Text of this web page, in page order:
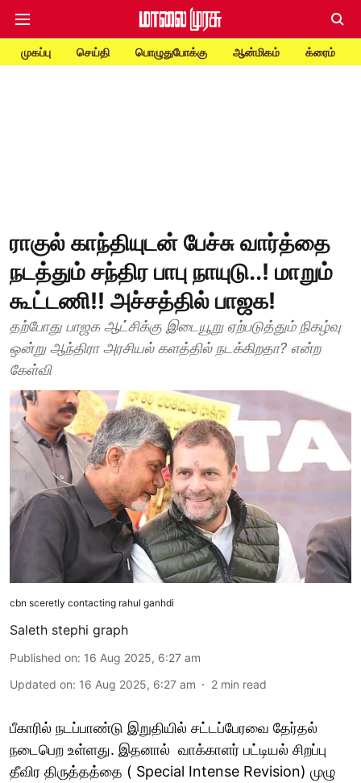
முகப்பு செய்தி பொழுதுபோக்கு ஆன்மிகம் க்ரைம்
ராகுல் காந்தியுடன் பேச்சு வார்த்தை
நடத்தும் சந்திர பாபு நாயுடு..! மாறும்
கூட்டணி!! அச்சத்தில் பாஜக!
தற்போது பாஜக ஆட்சிக்கு இடையூறு ஏற்படுத்தும் நிகழ்வு
ஒன்று ஆந்திரா அரசியல் களத்தில் நடக்கிறதா? என்ற
கேள்வி
cbn sceretly contacting rahul ganhdi
Saleth stephi graph
Published on: 16 Aug 2025, 6:27 am
Updated on: 16 Aug 2025, 6:27 am 2 min read
பீகாரில் நடப்பாண்டு இறுதியில் சட்டப்பேரவை தேர்தல்
நடைபெற உள்ளது. இதனால் வாக்காளர் பட்டியல் சிறப்பு
தீவிர திருத்தத்தை ( Special Intense Revision) முழு